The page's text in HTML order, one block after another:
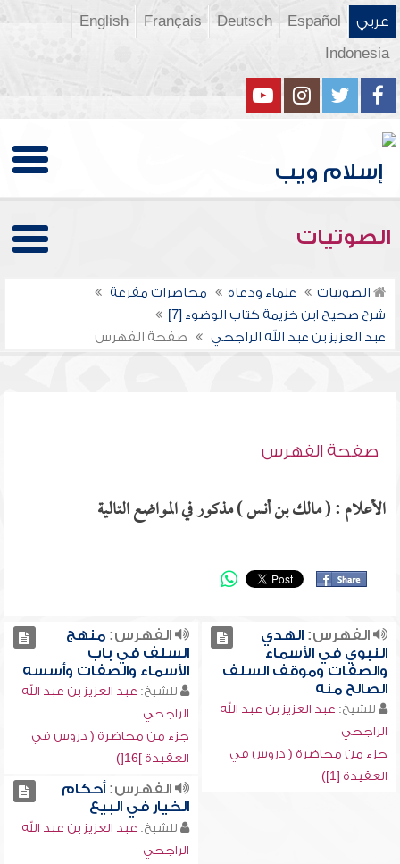
عربي Español
Deutsch
Français
English
Indonesia
الصوتيات
الصوتيات علماء ودعاة
محاضرات مفرغة
شرح صحيح ابن خزيمة كتاب الوضوء [7]
عبد العزيز بن عبد الله الراجحي
صفحة الفهرس
صفحة الفهرس
الأعلام : ( مالك بن أنس ) مذكور في المواضع التالية
الفهرس:الهدي
النبوي في الأسماء
والصفات وموقف السلف
الصالح منه
للشيخ: عبد العزيز بن عبد الله
الراجحي
جزء من محاضرة ( دروس في
العقيدة [1])
الفهرس:منهج
السلف في باب
الأسماء والصفات وأسسه
للشيخ: عبد العزيز بن عبد الله
الراجحي
جزء من محاضرة ( دروس في
العقيدة ]16[)
الفهرس:أحكام
الخيار في البيع
للشيخ: عبد العزيز بن عبد الله
الراجحي